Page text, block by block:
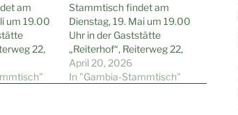
am
um 19.00
22,
Stammtisch findet am
Dienstag, 19. Mai um 19.00
Uhr in der Gaststätte
„Reiterhof“, Reiterweg 22,
Wattenscheid-Höntrop,
statt. Gäste und
April 20, 2026
In "Gambia-Stammtisch"